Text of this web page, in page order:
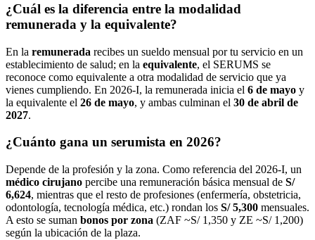
¿Cuál es la diferencia entre la modalidad
remunerada y la equivalente?
En la remunerada recibes un sueldo mensual por tu servicio en un
establecimiento de salud; en la equivalente, el SERUMS se
reconoce como equivalente a otra modalidad de servicio que ya
vienes cumpliendo. En 2026-I, la remunerada inicia el 6 de mayo y
la equivalente el 26 de mayo, y ambas culminan el 30 de abril de
2027.
¿Cuánto gana un serumista en 2026?
Depende de la profesión y la zona. Como referencia del 2026-I, un
médico cirujano percibe una remuneración básica mensual de S/
6,624, mientras que el resto de profesiones (enfermería, obstetricia,
odontología, tecnología médica, etc.) rondan los S/ 5,300 mensuales.
A esto se suman bonos por zona (ZAF ~S/ 1,350 y ZE ~S/ 1,200)
según la ubicación de la plaza.